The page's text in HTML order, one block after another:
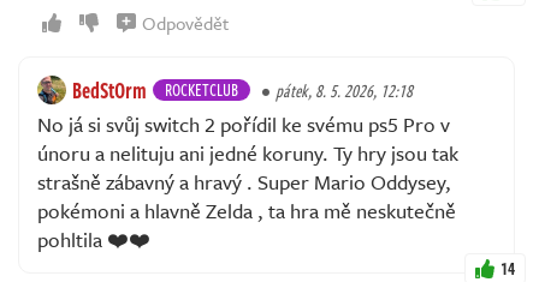
Odpovědět
BedStOrm ROCKETCLUB pátek, 8. 5. 2026, 12:18
No já si svůj switch 2 pořídil ke svému ps5 Pro v
únoru a nelituju ani jedné koruny. Ty hry jsou tak
strašně zábavný a hravý . Super Mario Oddysey,
pokémoni a hlavně Zelda , ta hra mě neskutečně
pohltila ❤️❤️
14